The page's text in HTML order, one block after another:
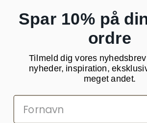
Spar 10% på
ordre
Tilmeld dig vores
nyheder, inspiration,
meget andet.